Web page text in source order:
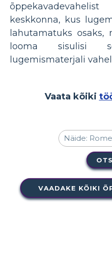
keskkonna, kus
lahutamatuks osaks,
looma sisulisi
lugemismaterjali
Vaata kõiki
VAADAKE KÕIKI